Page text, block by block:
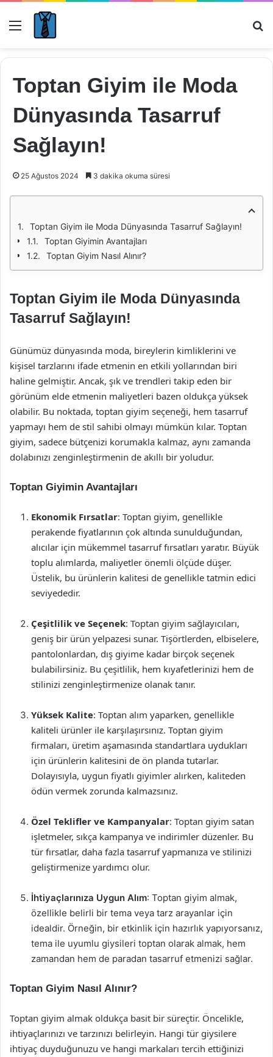
Menü
Toptan Giyim ile Moda
Dünyasında Tasarruf
Sağlayın!
25 Ağustos 2024 3 dakika okuma süresi
Toptan Giyim ile Moda Dünyasında Tasarruf Sağlayın!
Toptan Giyimin Avantajları
Toptan Giyim Nasıl Alınır?
Toptan Giyim ile Moda Dünyasında
Tasarruf Sağlayın!
Günümüz dünyasında moda, bireylerin kimliklerini ve
kişisel tarzlarını ifade etmenin en etkili yollarından biri
haline gelmiştir. Ancak, şık ve trendleri takip eden bir
görünüm elde etmenin maliyetleri bazen oldukça yüksek
olabilir. Bu noktada, toptan giyim seçeneği, hem tasarruf
yapmayı hem de stil sahibi olmayı mümkün kılar. Toptan
giyim, sadece bütçenizi korumakla kalmaz, aynı zamanda
dolabınızı zenginleştirmenin de akıllı bir yoludur.
Toptan Giyimin Avantajları
Ekonomik Fırsatlar: Toptan giyim, genellikle
perakende fiyatlarının çok altında sunulduğundan,
alıcılar için mükemmel tasarruf fırsatları yaratır. Büyük
toplu alımlarda, maliyetler önemli ölçüde düşer.
Üstelik, bu ürünlerin kalitesi de genellikle tatmin edici
seviyededir.
Çeşitlilik ve Seçenek: Toptan giyim sağlayıcıları,
geniş bir ürün yelpazesi sunar. Tişörtlerden, elbiselere,
pantolonlardan, dış giyime kadar birçok seçenek
bulabilirsiniz. Bu çeşitlilik, hem kıyafetlerinizi hem de
stilinizi zenginleştirmenize olanak tanır.
Yüksek Kalite: Toptan alım yaparken, genellikle
kaliteli ürünler ile karşılaşırsınız. Toptan giyim
firmaları, üretim aşamasında standartlara uydukları
için ürünlerin kalitesini de ön planda tutarlar.
Dolayısıyla, uygun fiyatlı giyimler alırken, kaliteden
ödün vermek zorunda kalmazsınız.
Özel Teklifler ve Kampanyalar: Toptan giyim satan
işletmeler, sıkça kampanya ve indirimler düzenler. Bu
tür fırsatlar, daha fazla tasarruf yapmanıza ve stilinizi
geliştirmenize yardımcı olur.
İhtiyaçlarınıza Uygun Alım: Toptan giyim almak,
özellikle belirli bir tema veya tarz arayanlar için
idealdir. Örneğin, bir etkinlik için hazırlık yapıyorsanız,
tema ile uyumlu giysileri toptan olarak almak, hem
zamandan hem de paradan tasarruf etmenizi sağlar.
Toptan Giyim Nasıl Alınır?
Toptan giyim almak oldukça basit bir süreçtir. Öncelikle,
ihtiyaçlarınızı ve tarzınızı belirleyin. Hangi tür giysilere
ihtiyaç duyduğunuzu ve hangi markaları tercih ettiğinizi